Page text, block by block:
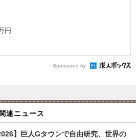
円
Sponsored by
関連ニュース
】巨人Gタウンで自由研究、世界の